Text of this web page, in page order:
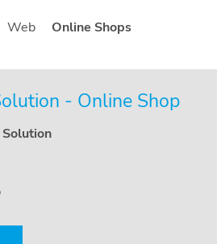
Web Online Shops
- Online Shop